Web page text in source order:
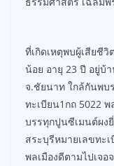
ที่เกิดเหตุพบผู้เสียชี
น้อย อายุ 23 ปี อยู่บ้
จ.ชัยนาท ใกล้กันพบ
ทะเบียน1กถ 5022
บรรทุกปูนซีเมนต์ผง
สระบุรีหมายเลขทะ
พลเมืองดีตามไปเจ